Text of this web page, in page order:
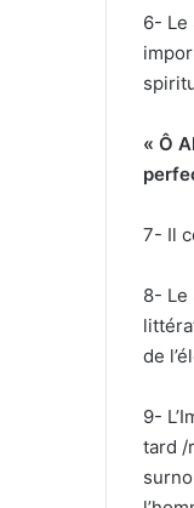
6- Le
« Ô
7- Il
8- Le
de
9-
tard /